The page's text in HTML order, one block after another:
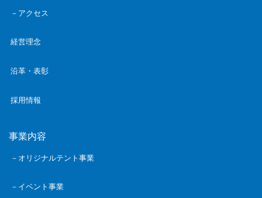
－アクセス
経営理念
沿革・表彰
採用情報
事業内容
－オリジナルテント事業
－イベント事業